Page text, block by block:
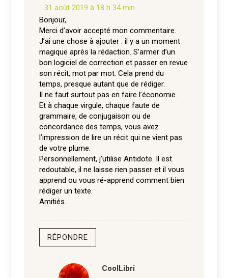
31 août 2019 à 18 h 34 min
Bonjour,
Merci d’avoir accepté mon commentaire.
J’ai une chose à ajouter : il y a un moment
magique après la rédaction. S’armer d’un
bon logiciel de correction et passer en revue
son récit, mot par mot. Cela prend du
temps, presque autant que de rédiger.
Il ne faut surtout pas en faire l’économie.
Et à chaque virgule, chaque faute de
grammaire, de conjugaison ou de
concordance des temps, vous avez
l’impression de lire un récit qui ne vient pas
de votre plume.
Personnellement, j’utilise Antidote. Il est
redoutable, il ne laisse rien passer et il vous
apprend ou vous ré-apprend comment bien
rédiger un texte.
Amitiés.
RÉPONDRE
CoolLibri